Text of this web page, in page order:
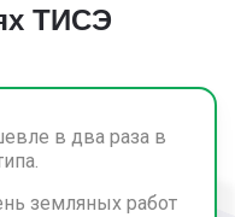
ТИСЭ
в два раза в
земляных работ